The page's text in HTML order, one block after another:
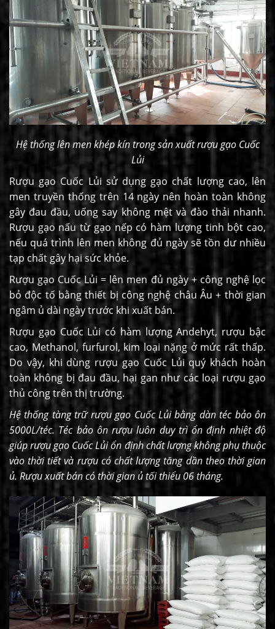
Hệ thống lên men khép kín trong sản xuất rượu gạo Cuốc
Lủi
Rượu gạo Cuốc Lủi sử dụng gạo chất lượng cao, lên
men truyền thống trên 14 ngày nên hoàn toàn không
gây đau đầu, uống say không mệt và đào thải nhanh.
Rượu gạo nấu từ gạo nếp có hàm lượng tinh bột cao,
nếu quá trình lên men không đủ ngày sẽ tồn dư nhiều
tạp chất gây hại sức khỏe.
Rượu gạo Cuốc Lủi = lên men đủ ngày + công nghệ lọc
bỏ độc tố bằng thiết bị công nghệ châu Âu + thời gian
ngâm ủ dài ngày trước khi xuất bán.
Rượu gạo Cuốc Lủi có hàm lượng Andehyt, rượu bậc
cao, Methanol, furfurol, kim loại nặng ở mức rất thấp.
Do vậy, khi dùng rượu gạo Cuốc Lủi quý khách hoàn
toàn không bị đau đầu, hại gan như các loại rượu gạo
thủ công trên thị trường.
Hệ thống tàng trữ rượu gạo Cuốc Lủi bằng dàn téc bảo ôn
5000L/téc. Téc bảo ôn rượu luôn duy trì ổn định nhiệt độ
giúp rượu gạo Cuốc Lủi ổn định chất lượng không phụ thuộc
vào thời tiết và rượu có chất lượng tăng dần theo thời gian
ủ. Rượu xuất bán có thời gian ủ tối thiểu 06 tháng.